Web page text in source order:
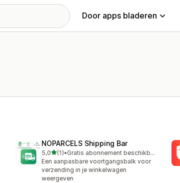
Door apps bladeren
NOPARCELS Shipping Bar
5,0van 5 sterren
(1)
1 recensies in totaal
•
Gratis abonnement beschikbaar
Een aanpasbare voortgangsbalk voor
verzending in je winkelwagen
weergeven